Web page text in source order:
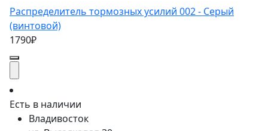
Распределитель тормозных усилий 002 - Серый
(винтовой)
1790₽
Есть в наличии
Владивосток